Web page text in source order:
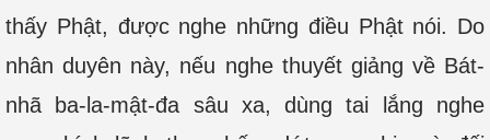
thấy Phật, được nghe những điều Phật nói. Do
nhân duyên này, nếu nghe thuyết giảng về Bát-
nhã ba-la-mật-đa sâu xa, dùng tai lắng nghe